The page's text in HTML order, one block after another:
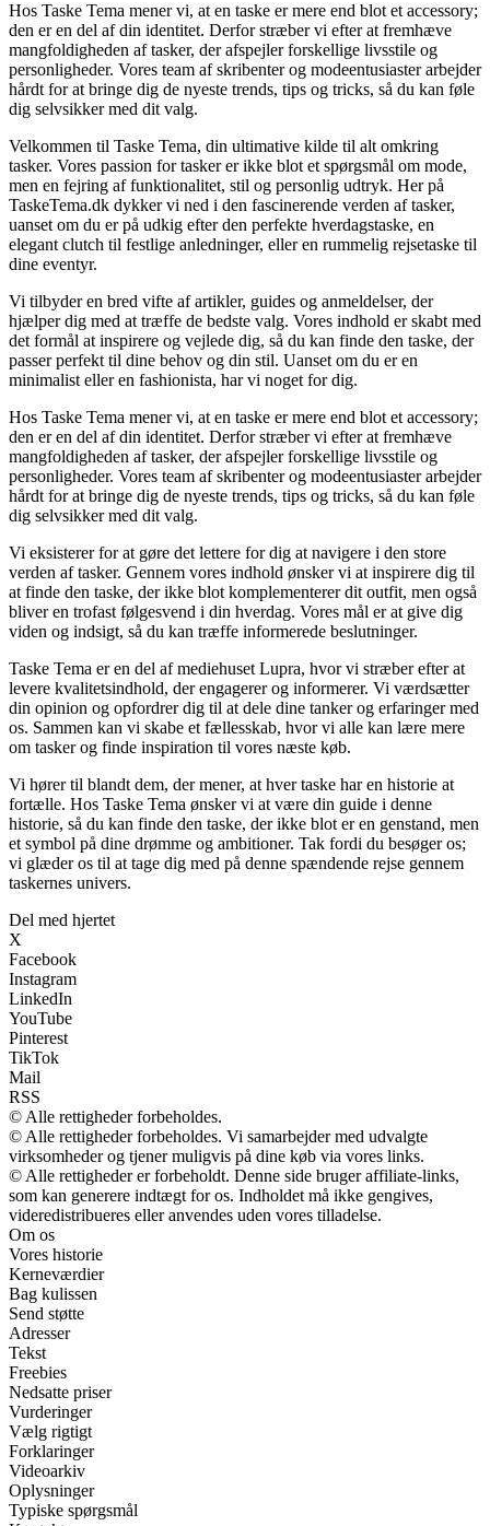
Hos Taske Tema mener vi, at en taske er mere end blot et accessory;
den er en del af din identitet. Derfor stræber vi efter at fremhæve
mangfoldigheden af tasker, der afspejler forskellige livsstile og
personligheder. Vores team af skribenter og modeentusiaster arbejder
hårdt for at bringe dig de nyeste trends, tips og tricks, så du kan føle
dig selvsikker med dit valg.
Velkommen til Taske Tema, din ultimative kilde til alt omkring
tasker. Vores passion for tasker er ikke blot et spørgsmål om mode,
men en fejring af funktionalitet, stil og personlig udtryk. Her på
TaskeTema.dk dykker vi ned i den fascinerende verden af tasker,
uanset om du er på udkig efter den perfekte hverdagstaske, en
elegant clutch til festlige anledninger, eller en rummelig rejsetaske til
dine eventyr.
Vi tilbyder en bred vifte af artikler, guides og anmeldelser, der
hjælper dig med at træffe de bedste valg. Vores indhold er skabt med
det formål at inspirere og vejlede dig, så du kan finde den taske, der
passer perfekt til dine behov og din stil. Uanset om du er en
minimalist eller en fashionista, har vi noget for dig.
Hos Taske Tema mener vi, at en taske er mere end blot et accessory;
den er en del af din identitet. Derfor stræber vi efter at fremhæve
mangfoldigheden af tasker, der afspejler forskellige livsstile og
personligheder. Vores team af skribenter og modeentusiaster arbejder
hårdt for at bringe dig de nyeste trends, tips og tricks, så du kan føle
dig selvsikker med dit valg.
Vi eksisterer for at gøre det lettere for dig at navigere i den store
verden af tasker. Gennem vores indhold ønsker vi at inspirere dig til
at finde den taske, der ikke blot komplementerer dit outfit, men også
bliver en trofast følgesvend i din hverdag. Vores mål er at give dig
viden og indsigt, så du kan træffe informerede beslutninger.
Taske Tema er en del af mediehuset Lupra, hvor vi stræber efter at
levere kvalitetsindhold, der engagerer og informerer. Vi værdsætter
din opinion og opfordrer dig til at dele dine tanker og erfaringer med
os. Sammen kan vi skabe et fællesskab, hvor vi alle kan lære mere
om tasker og finde inspiration til vores næste køb.
Vi hører til blandt dem, der mener, at hver taske har en historie at
fortælle. Hos Taske Tema ønsker vi at være din guide i denne
historie, så du kan finde den taske, der ikke blot er en genstand, men
et symbol på dine drømme og ambitioner. Tak fordi du besøger os;
vi glæder os til at tage dig med på denne spændende rejse gennem
taskernes univers.
Del med hjertet
X
Facebook
Instagram
LinkedIn
YouTube
Pinterest
TikTok
Mail
RSS
© Alle rettigheder forbeholdes.
© Alle rettigheder forbeholdes. Vi samarbejder med udvalgte
virksomheder og tjener muligvis på dine køb via vores links.
© Alle rettigheder er forbeholdt. Denne side bruger affiliate-links,
som kan generere indtægt for os. Indholdet må ikke gengives,
videredistribueres eller anvendes uden vores tilladelse.
Om os
Vores historie
Kerneværdier
Bag kulissen
Send støtte
Adresser
Tekst
Freebies
Nedsatte priser
Vurderinger
Vælg rigtigt
Forklaringer
Videoarkiv
Oplysninger
Typiske spørgsmål